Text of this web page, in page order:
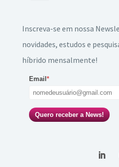
Inscreva-se em nossa
novidades, estudos e
híbrido mensalmente!
Email *
Quero receber a News!